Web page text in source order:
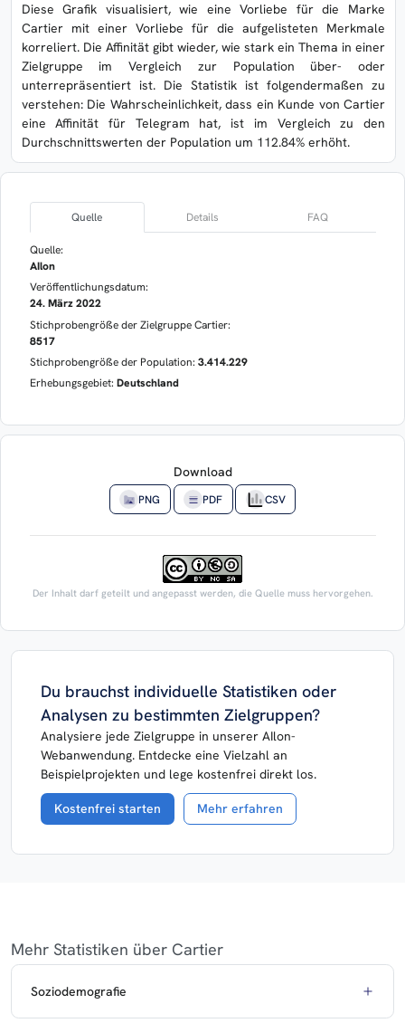
Diese Grafik visualisiert, wie eine Vorliebe für die Marke
Cartier mit einer Vorliebe für die aufgelisteten Merkmale
korreliert. Die Affinität gibt wieder, wie stark ein Thema in einer
Zielgruppe im Vergleich zur Population über- oder
unterrepräsentiert ist. Die Statistik ist folgendermaßen zu
verstehen: Die Wahrscheinlichkeit, dass ein Kunde von Cartier
eine Affinität für Telegram hat, ist im Vergleich zu den
Durchschnittswerten der Population um 112.84% erhöht.
Quelle Details FAQ
Quelle:
AIlon
Veröffentlichungsdatum:
24. März 2022
Stichprobengröße der Zielgruppe Cartier:
8517
Stichprobengröße der Population: 3.414.229
Erhebungsgebiet: Deutschland
Download
PNG PDF CSV
Der Inhalt darf geteilt und angepasst werden, die Quelle muss hervorgehen.
Du brauchst individuelle Statistiken oder
Analysen zu bestimmten Zielgruppen?
Analysiere jede Zielgruppe in unserer AIlon-
Webanwendung. Entdecke eine Vielzahl an
Beispielprojekten und lege kostenfrei direkt los.
Kostenfrei starten Mehr erfahren
Mehr Statistiken über Cartier
Soziodemografie